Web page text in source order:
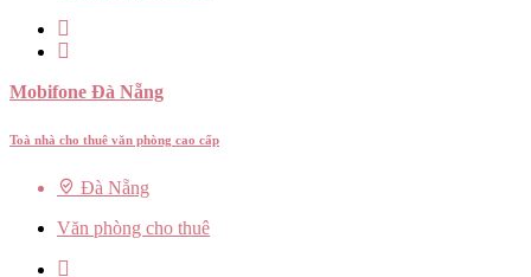
Mobifone Đà Nẵng
Toà nhà cho thuê văn phòng cao cấp
Đà Nẵng
Văn phòng cho thuê